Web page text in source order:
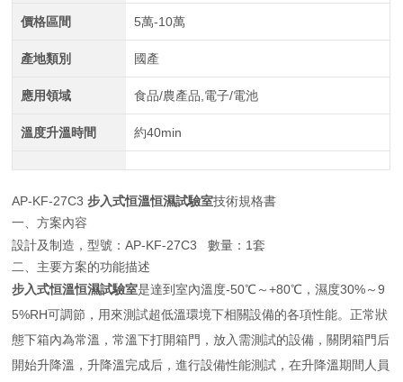
價格區間 5萬-10萬
產地類別 國產
應用領域 食品/農產品,電子/電池
溫度升溫時間 約40min
AP-KF-27C3步入式恒溫恒濕試驗室技術規格書
一、方案內容
設計及制造，型號：AP-KF-27C3 數量：1套
二、主要方案的功能描述
步入式恒溫恒濕試驗室是達到室內溫度-50℃～+80℃，濕度30%～9
5%RH可調節，用來測試超低溫環境下相關設備的各項性能。正常狀
態下箱內為常溫，常溫下打開箱門，放入需測試的設備，關閉箱門后
開始升降溫，升降溫完成后，進行設備性能測試，在升降溫期間人員